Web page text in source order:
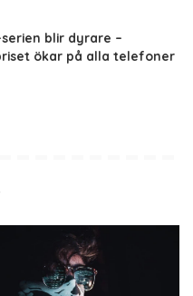
serien blir dyrare –
ökar på alla telefoner